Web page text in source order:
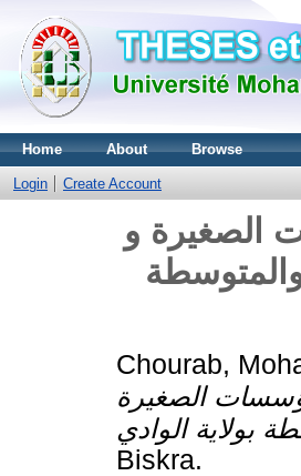
Home About Browse
Login Create Account
الصغيرة و
Chourab,
الصغيرة
Biskra.